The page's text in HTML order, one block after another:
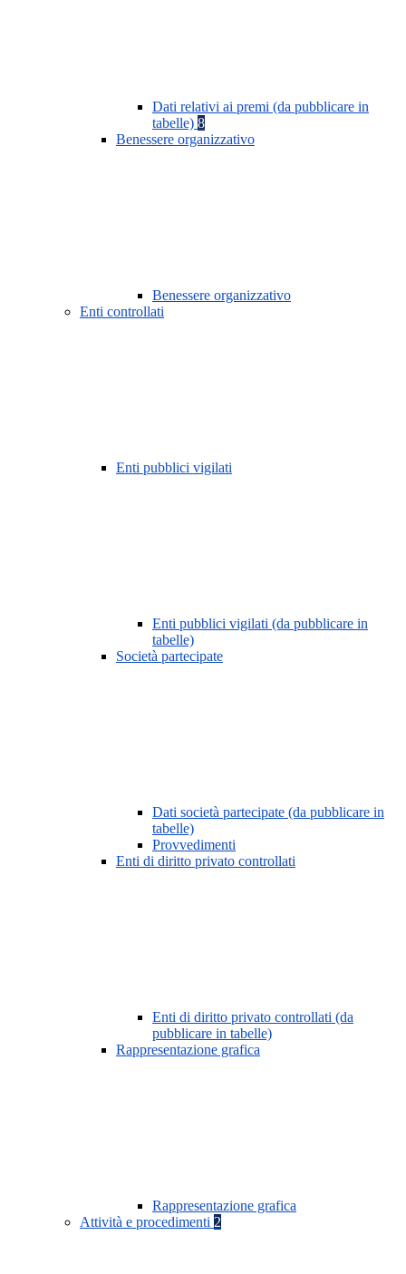
Dati relativi ai premi (da pubblicare in
tabelle) 8
Benessere organizzativo
Benessere organizzativo
Enti controllati
Enti pubblici vigilati
Enti pubblici vigilati (da pubblicare in
tabelle)
Società partecipate
Dati società partecipate (da pubblicare in
tabelle)
Provvedimenti
Enti di diritto privato controllati
Enti di diritto privato controllati (da
pubblicare in tabelle)
Rappresentazione grafica
Rappresentazione grafica
Attività e procedimenti 2